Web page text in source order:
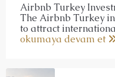
Airbnb Turkey
The Airbnb Turkey
to attract
okumaya devam et